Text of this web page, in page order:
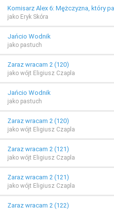
Komisarz Alex 6: Mężczyzna, który
jako Eryk Skóra
Jańcio Wodnik
jako pastuch
Zaraz wracam 2 (120)
jako wójt Eligiusz Czapla
Jańcio Wodnik
jako pastuch
Zaraz wracam 2 (120)
jako wójt Eligiusz Czapla
Zaraz wracam 2 (121)
jako wójt Eligiusz Czapla
Zaraz wracam 2 (121)
jako wójt Eligiusz Czapla
Zaraz wracam 2 (122)